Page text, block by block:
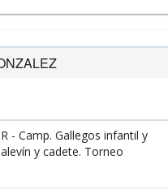
- Camp. Gallegos infantil y
y cadete. Torneo